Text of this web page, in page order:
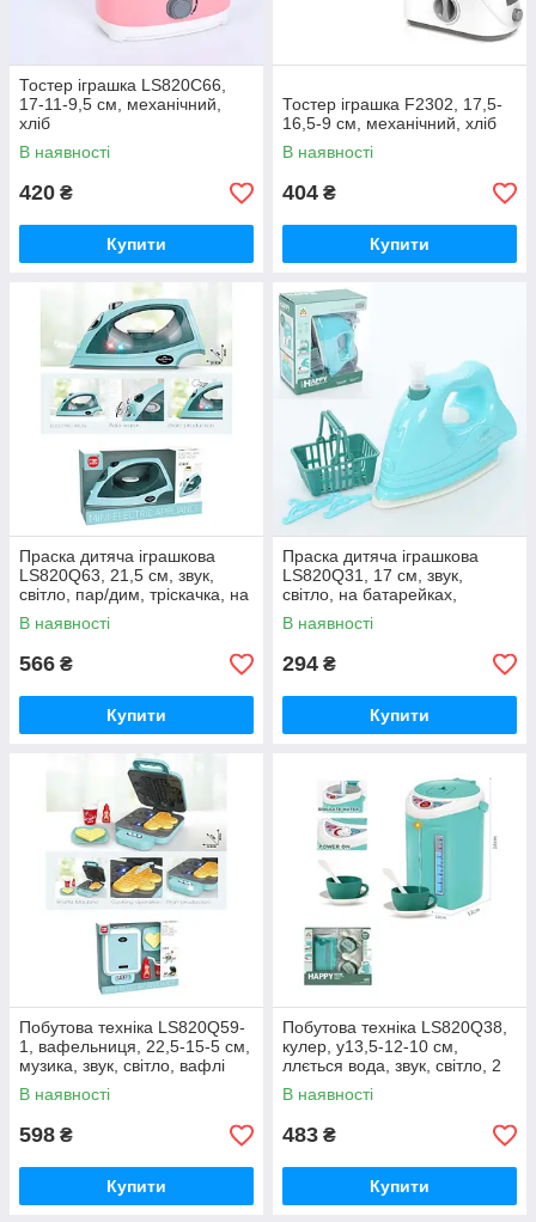
Тостер іграшка LS820C66,
17-11-9,5 см, механічний,
хліб
В наявності
420 ₴
Купити
Тостер іграшка F2302, 17,5-
16,5-9 см, механічний, хліб
В наявності
404 ₴
Купити
Праска дитяча іграшкова
LS820Q63, 21,5 см, звук,
світло, пар/дим, тріскачка, на
батарейках
В наявності
566 ₴
Купити
Праска дитяча іграшкова
LS820Q31, 17 см, звук,
світло, на батарейках,
бризкає водою, кошик
В наявності
294 ₴
Купити
Побутова техніка LS820Q59-
1, вафельниця, 22,5-15-5 см,
музика, звук, світло, вафлі
В наявності
598 ₴
Купити
Побутова техніка LS820Q38,
кулер, у13,5-12-10 см,
ллється вода, звук, світло, 2
чашки
В наявності
483 ₴
Купити